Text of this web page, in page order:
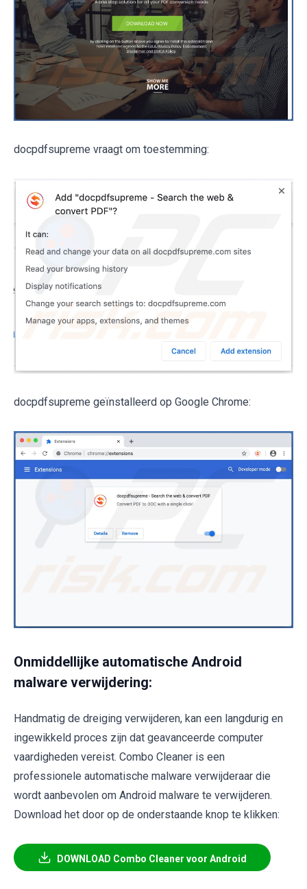
docpdfsupreme vraagt om toestemming:
docpdfsupreme geïnstalleerd op Google Chrome:
Onmiddellijke automatische Android
malware verwijdering:
Handmatig de dreiging verwijderen, kan een langdurig en
ingewikkeld proces zijn dat geavanceerde computer
vaardigheden vereist. Combo Cleaner is een
professionele automatische malware verwijderaar die
wordt aanbevolen om Android malware te verwijderen.
Download het door op de onderstaande knop te klikken:
DOWNLOAD Combo Cleaner voor Android